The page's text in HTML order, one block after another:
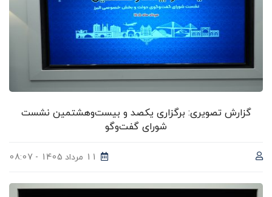
گزارش تصویری: برگزاری یکصد و بیست‌وهشتمین نشست
شورای گفت‌وگو
11 مرداد 1405 - 08:07